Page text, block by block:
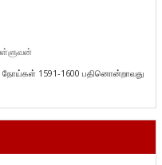
நோய்கள் 1591-1600 பதினொன்றாவது